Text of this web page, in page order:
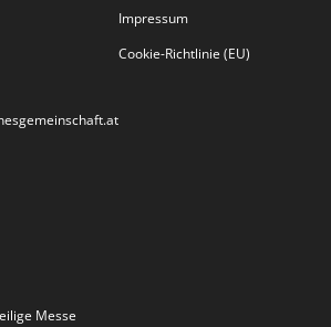
Impressum
Cookie-Richtlinie (EU)
Messe